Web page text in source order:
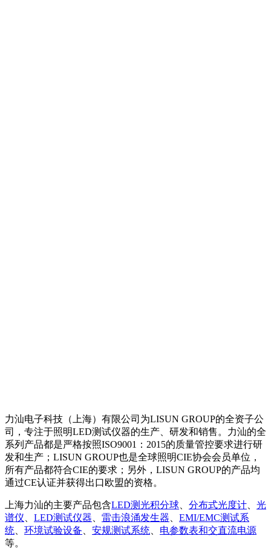
力汕电子科技（上海）有限公司为LISUN GROUP的全资子公
司，专注于照明LED测试仪器的生产、研发和销售。力汕的全
系列产品都是严格按照ISO9001：2015的质量管控要求进行研
发和生产；LISUN GROUP也是全球照明CIE协会会员单位，
所有产品都符合CIE的要求；另外，LISUN GROUP的产品均
通过CE认证并获得出口欧盟的资格。
上海力汕的主要产品包含LED测光积分球 分布式光度计
光
谱仪
LED测试仪器 雷击浪涌发生器
EMI/EMC测试系
统
环境试验设备 安规测试系统
电参数表和交直流电源
等。